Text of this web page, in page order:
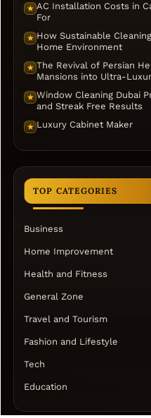
★ AC Installation Costs in
For
★ How Sustainable
Home Environment
★ The Revival of Persian
Mansions into Ultra-
★ Window Cleaning Dubai
and Streak Free Results
★ Luxury Cabinet Maker
TOP CATEGORIES
Business
Home Improvement
Health and Fitness
General Zone
Travel and Tourism
Fashion and Lifestyle
Tech
Education